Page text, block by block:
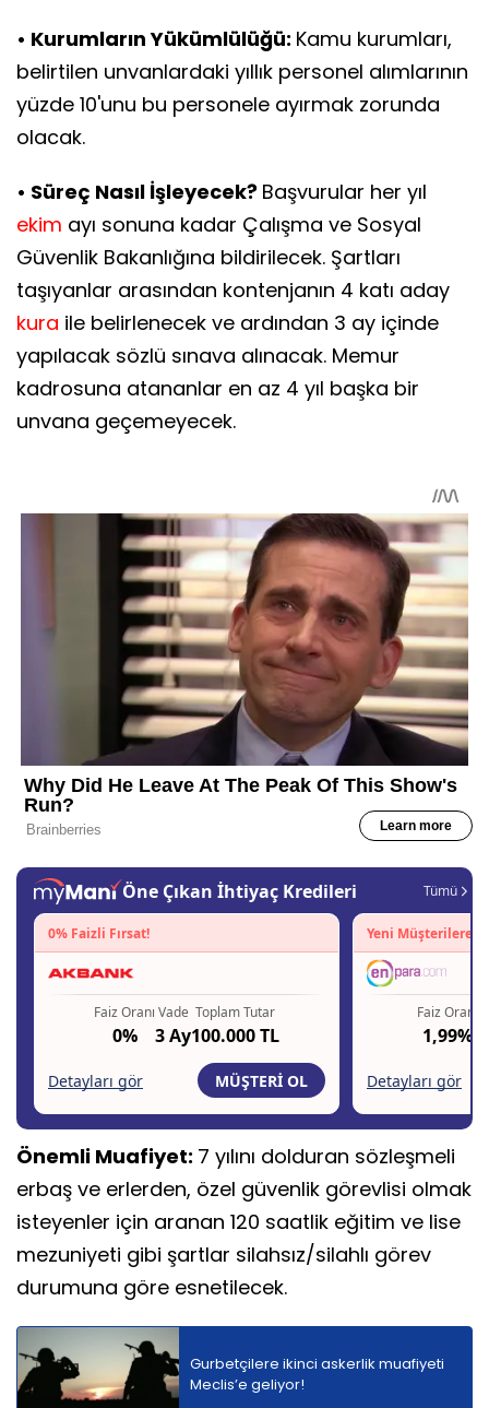
• Kurumların Yükümlülüğü: Kamu kurumları,
belirtilen unvanlardaki yıllık personel alımlarının
yüzde 10'unu bu personele ayırmak zorunda
olacak.
• Süreç Nasıl İşleyecek? Başvurular her yıl
ekim ayı sonuna kadar Çalışma ve Sosyal
Güvenlik Bakanlığına bildirilecek. Şartları
taşıyanlar arasından kontenjanın 4 katı aday
kura ile belirlenecek ve ardından 3 ay içinde
yapılacak sözlü sınava alınacak. Memur
kadrosuna atananlar en az 4 yıl başka bir
unvana geçemeyecek.
Önemli Muafiyet: 7 yılını dolduran sözleşmeli
erbaş ve erlerden, özel güvenlik görevlisi olmak
isteyenler için aranan 120 saatlik eğitim ve lise
mezuniyeti gibi şartlar silahsız/silahlı görev
durumuna göre esnetilecek.
Gurbetçilere ikinci askerlik muafiyeti
Meclis’e geliyor!